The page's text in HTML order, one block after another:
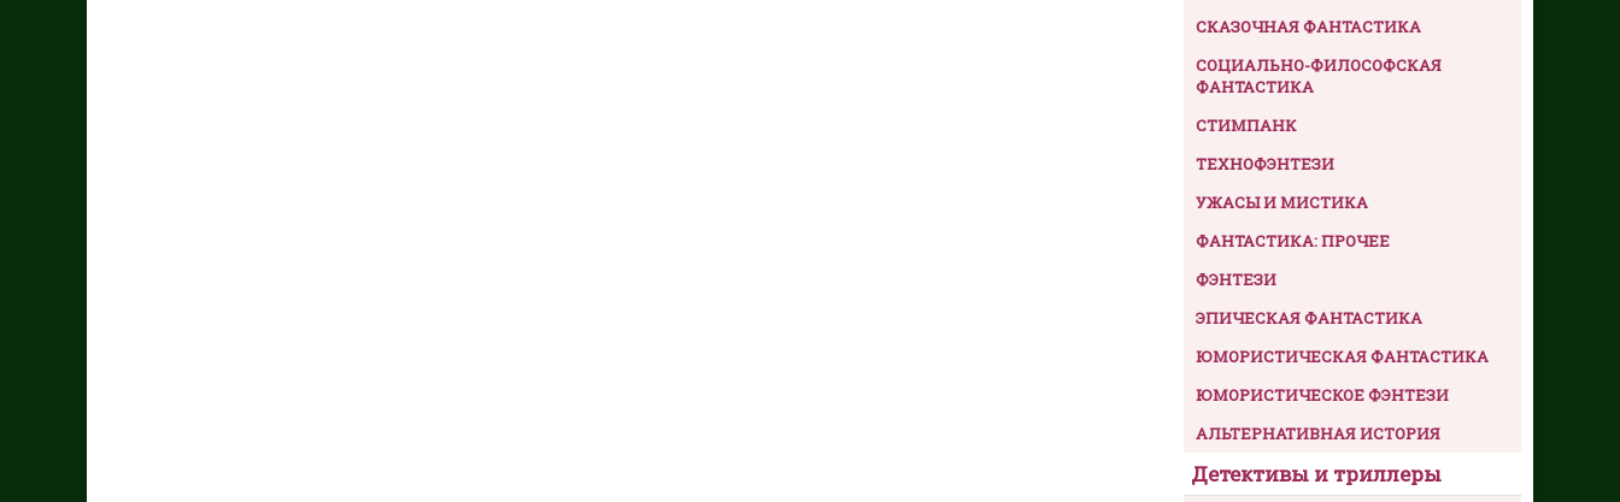
СКАЗОЧНАЯ ФАНТАСТИКА
СОЦИАЛЬНО-ФИЛОСОФСКАЯ
ФАНТАСТИКА
СТИМПАНК
ТЕХНОФЭНТЕЗИ
УЖАСЫ И МИСТИКА
ФАНТАСТИКА: ПРОЧЕЕ
ФЭНТЕЗИ
ЭПИЧЕСКАЯ ФАНТАСТИКА
ЮМОРИСТИЧЕСКАЯ ФАНТАСТИКА
ЮМОРИСТИЧЕСКОЕ ФЭНТЕЗИ
АЛЬТЕРНАТИВНАЯ ИСТОРИЯ
Детективы и триллеры